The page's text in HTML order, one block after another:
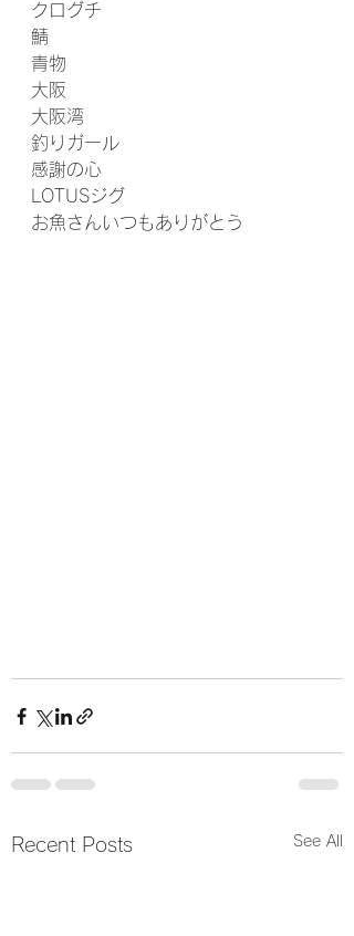
クログチ
鯖
青物
大阪
大阪湾
釣りガール
感謝の心
LOTUSジグ
お魚さんいつもありがとう
Recent Posts See All